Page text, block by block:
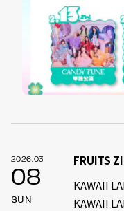
2026.03
08
SUN
FRUITS
KAWAII
KAWAII